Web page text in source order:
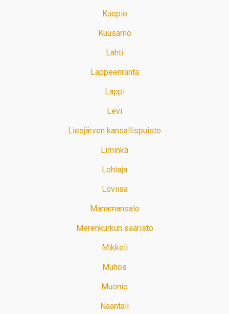
Kuopio
Kuusamo
Lahti
Lappeenranta
Lappi
Levi
Liesjärven kansallispuisto
Liminka
Lohtaja
Loviisa
Manamansalo
Merenkurkun saaristo
Mikkeli
Muhos
Muonio
Naantali